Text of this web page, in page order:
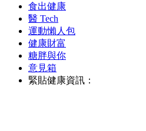
食出健康
醫 Tech
運動懶人包
健康財富
糖胖與你
意見箱
緊貼健康資訊：